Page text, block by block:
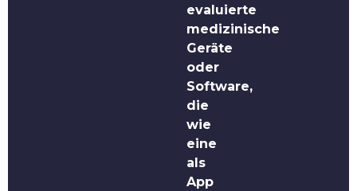
evaluierte
medizinische
Geräte
oder
Software,
die
wie
eine
als
App